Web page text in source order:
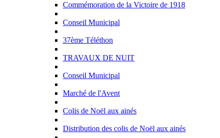
Commémoration de la Victoire de 1918
Conseil Municipal
37ème Téléthon
TRAVAUX DE NUIT
Conseil Municipal
Marché de l'Avent
Colis de Noël aux ainés
Distribution des colis de Noël aux ainés